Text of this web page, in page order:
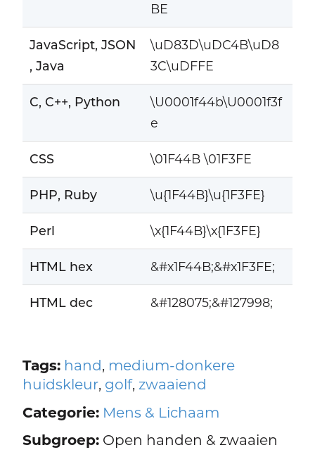
BE
JavaScript, JSON
, Java
\uD83D\uDC4B\uD8
3C\uDFFE
C, C++, Python
\U0001f44b\U0001f3f
e
CSS \01F44B \01F3FE
PHP, Ruby \u{1F44B}\u{1F3FE}
Perl \x{1F44B}\x{1F3FE}
HTML hex &#x1F44B;&#x1F3FE;
HTML dec &#128075;&#127998;
Tags: hand, medium-donkere
huidskleur, golf, zwaaiend
Categorie: Mens & Lichaam
Subgroep:Open handen & zwaaien